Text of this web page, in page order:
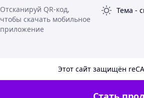
Отсканируй QR-код,
чтобы скачать мобильное
приложение
Тема -
Этот сайт защищён